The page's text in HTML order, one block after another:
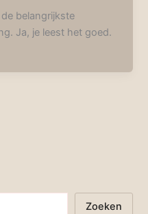
belangrijkste
Ja, je leest het goed.
Zoeken